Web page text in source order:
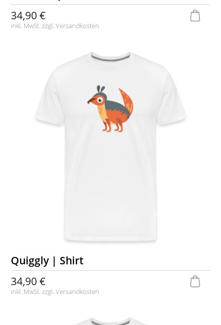
34,90 €
inkl. MwSt. zzgl.Versandkosten
Quiggly | Shirt
34,90 €
inkl. MwSt. zzgl.Versandkosten